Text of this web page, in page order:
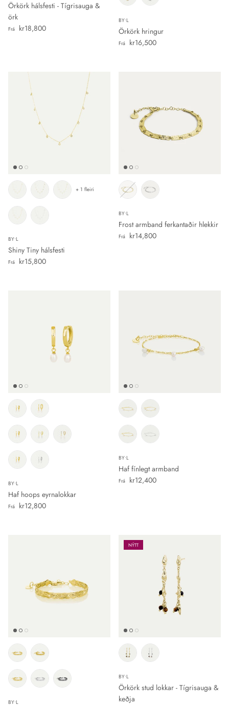
Örkörk hálsfesti - Tígrisauga &
örk
Verð
Frá kr18,800
BY•L
Örkörk hringur
Verð
Frá kr16,500
BY•L
Shiny Tiny hálsfesti
Verð
Frá kr15,800
+ 1 fleiri
BY•L
Frost armband ferkantaðir hlekkir
Verð
Frá kr14,800
BY•L
Haf hoops eyrnalokkar
Verð
Frá kr12,800
BY•L
Haf fínlegt armband
Verð
Frá kr12,400
BY•L
NÝTT
BY•L
Örkörk stud lokkar - Tígrisauga &
keðja